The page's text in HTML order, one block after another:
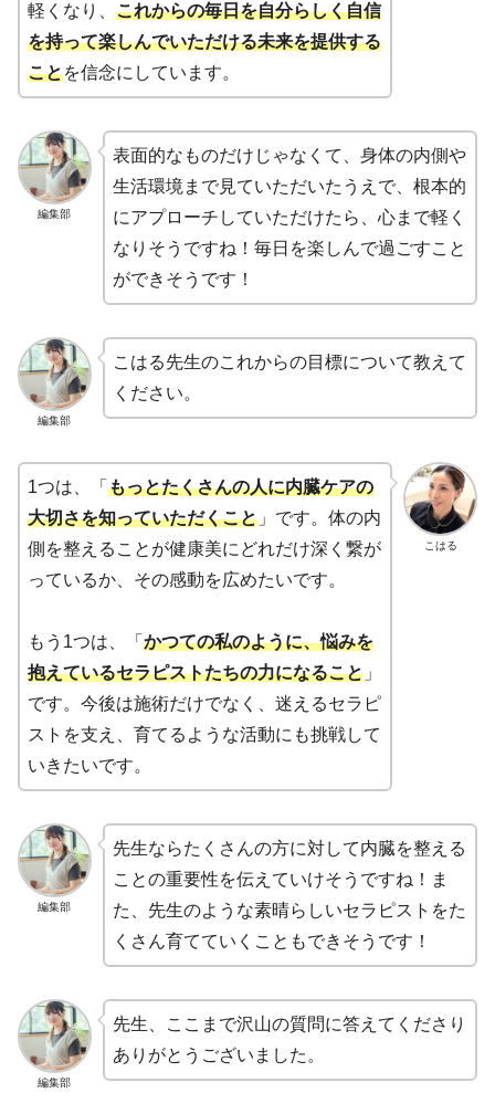
軽くなり、 これからの毎日を自分らしく自信
を持って楽しんでいただける未来を提供する
ことを信念にしています。
編集部
表面的なものだけじゃなくて、身体の内側や
生活環境まで見ていただいたうえで、根本的
にアプローチしていただけたら、心まで軽く
なりそうですね！毎日を楽しんで過ごすこと
ができそうです！
編集部
こはる先生のこれからの目標について教えて
ください。
こはる
1つは、「 もっとたくさんの人に内臓ケアの
大切さを知っていただくこと 」です。体の内
側を整えることが健康美にどれだけ深く繋が
っているか、その感動を広めたいです。
もう1つは、「 かつての私のように、悩みを
抱えているセラピストたちの力になること 」
です。今後は施術だけでなく、迷えるセラピ
ストを支え、育てるような活動にも挑戦して
いきたいです。
編集部
先生ならたくさんの方に対して内臓を整える
ことの重要性を伝えていけそうですね！ま
た、先生のような素晴らしいセラピストをた
くさん育てていくこともできそうです！
編集部
先生、ここまで沢山の質問に答えてくださり
ありがとうございました。